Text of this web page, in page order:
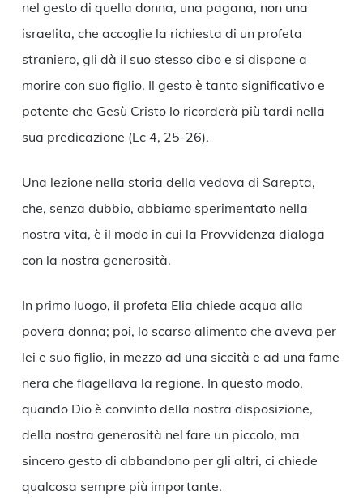
nel gesto di quella donna, una pagana, non una
israelita, che accoglie la richiesta di un profeta
straniero, gli dà il suo stesso cibo e si dispone a
morire con suo figlio. Il gesto è tanto significativo e
potente che Gesù Cristo lo ricorderà più tardi nella
sua predicazione (Lc 4, 25-26).
Una lezione nella storia della vedova di Sarepta,
che, senza dubbio, abbiamo sperimentato nella
nostra vita, è il modo in cui la Provvidenza dialoga
con la nostra generosità.
In primo luogo, il profeta Elia chiede acqua alla
povera donna; poi, lo scarso alimento che aveva per
lei e suo figlio, in mezzo ad una siccità e ad una fame
nera che flagellava la regione. In questo modo,
quando Dio è convinto della nostra disposizione,
della nostra generosità nel fare un piccolo, ma
sincero gesto di abbandono per gli altri, ci chiede
qualcosa sempre più importante.